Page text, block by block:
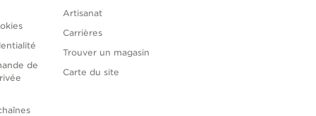
de
Artisanat
Carrières
Trouver un magasin
Carte du site